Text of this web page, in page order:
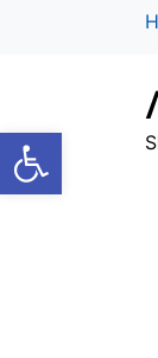
Ανοίξτε τη γραμμή